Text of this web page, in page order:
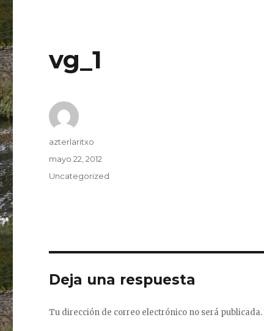
vg_1
Autor
azterlaritxo
Publicado
mayo 22, 2012
Categorías
Uncategorized
Deja una respuesta
Tu dirección de correo electrónico no será publicada.